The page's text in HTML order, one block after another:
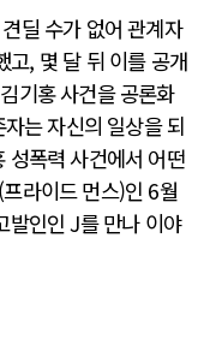
딜 수가 없어 관계자
고, 몇 달 뒤 이를 공개
기홍 사건을 공론화
는 자신의 일상을 되
성폭력 사건에서 어떤
라이드 먼스)인 6월
발인인 J를 만나 이야